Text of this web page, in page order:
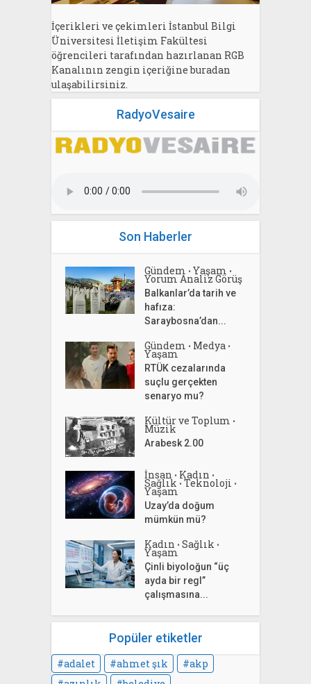
İçerikleri ve çekimleri İstanbul Bilgi
Üniversitesi İletişim Fakültesi
öğrencileri tarafından hazırlanan RGB
Kanalının zengin içeriğine buradan
ulaşabilirsiniz.
RadyoVesaire
Son Haberler
Gündem • Yaşam •
Yorum Analiz Görüş
Balkanlar’da tarih ve
hafıza:
Saraybosna’dan...
Gündem • Medya •
Yaşam
RTÜK cezalarında
suçlu gerçekten
senaryo mu?
Kültür ve Toplum •
Müzik
Arabesk 2.00
İnsan • Kadın •
Sağlık • Teknoloji •
Yaşam
Uzay’da doğum
mümkün mü?
Kadın • Sağlık •
Yaşam
Çinli biyoloğun “üç
ayda bir regl”
çalışmasına...
Popüler etiketler
adalet ahmet şık
akp